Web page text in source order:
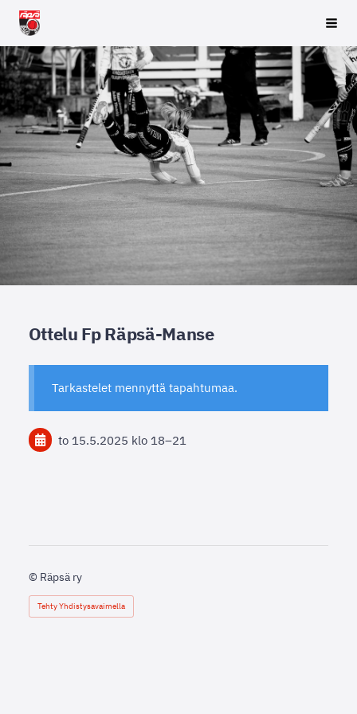
Siirry
sivun
sisältöön
Räpsä ry
Ottelu Fp Räpsä-Manse
Tarkastelet mennyttä tapahtumaa.
to 15.5.2025 klo 18–21
© Räpsä ry
Tehty Yhdistysavaimella